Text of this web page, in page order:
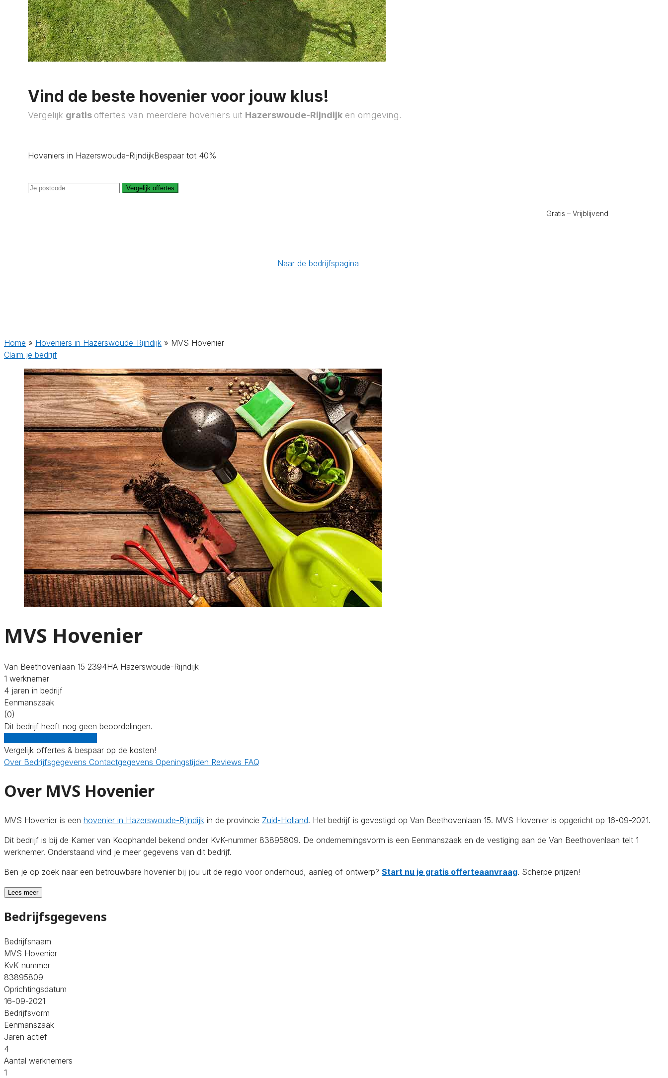
Vind de beste hovenier voor jouw klus!
Vergelijk gratis offertes van meerdere hoveniers uit Hazerswoude-Rijndijk en omgeving.
Hoveniers in Hazerswoude-RijndijkBespaar tot 40%
Vergelijk offertes
Gratis – Vrijblijvend
Naar de bedrijfspagina
Home » Hoveniers in Hazerswoude-Rijndijk » MVS Hovenier
Claim je bedrijf
MVS Hovenier
Van Beethovenlaan 15 2394HA Hazerswoude-Rijndijk
1 werknemer
4 jaren in bedrijf
Eenmanszaak
(0)
Dit bedrijf heeft nog geen beoordelingen.
Vergelijk offertes & bespaar op de kosten!
Over Bedrijfsgegevens Contactgegevens Openingstijden Reviews FAQ
Over MVS Hovenier
MVS Hovenier is een hovenier in Hazerswoude-Rijndijk in de provincie Zuid-Holland. Het bedrijf is gevestigd op Van Beethovenlaan 15. MVS Hovenier is opgericht op 16-09-2021.
Dit bedrijf is bij de Kamer van Koophandel bekend onder KvK-nummer 83895809. De ondernemingsvorm is een Eenmanszaak en de vestiging aan de Van Beethovenlaan telt 1
werknemer. Onderstaand vind je meer gegevens van dit bedrijf.
Ben je op zoek naar een betrouwbare hovenier bij jou uit de regio voor onderhoud, aanleg of ontwerp? Start nu je gratis offerteaanvraag. Scherpe prijzen!
Lees meer
Bedrijfsgegevens
Bedrijfsnaam
MVS Hovenier
KvK nummer
83895809
Oprichtingsdatum
16-09-2021
Bedrijfsvorm
Eenmanszaak
Jaren actief
4
Aantal werknemers
1